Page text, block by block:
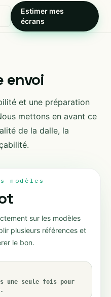
Estimer mes
écrans
envoi
et une préparation
mettons en avant ce
de la dalle, la
modèles
sur les modèles
plusieurs références et
le bon.
une seule fois pour